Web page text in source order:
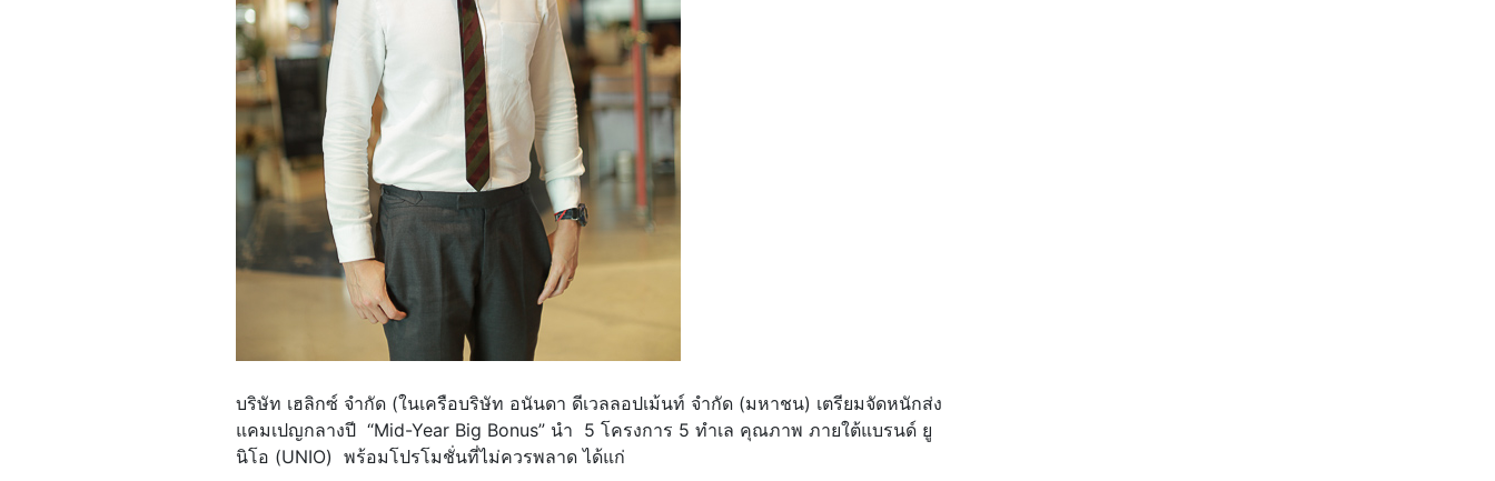
บริษัท เฮลิกซ์ จำกัด (ในเครือบริษัท อนันดา ดีเวลลอปเม้นท์ จำกัด (มหาชน) เตรียมจัดหนักส่ง
แคมเปญกลางปี “Mid-Year Big Bonus” นำ 5 โครงการ 5 ทำเล คุณภาพ ภายใต้แบรนด์ ยู
นิโอ (UNIO) พร้อมโปรโมชั่นที่ไม่ควรพลาด ได้แก่